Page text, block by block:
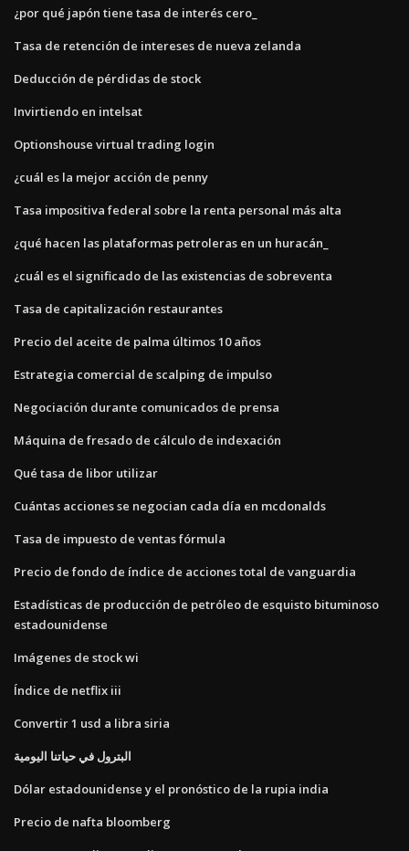
¿por qué japón tiene tasa de interés cero_
Tasa de retención de intereses de nueva zelanda
Deducción de pérdidas de stock
Invirtiendo en intelsat
Optionshouse virtual trading login
¿cuál es la mejor acción de penny
Tasa impositiva federal sobre la renta personal más alta
¿qué hacen las plataformas petroleras en un huracán_
¿cuál es el significado de las existencias de sobreventa
Tasa de capitalización restaurantes
Precio del aceite de palma últimos 10 años
Estrategia comercial de scalping de impulso
Negociación durante comunicados de prensa
Máquina de fresado de cálculo de indexación
Qué tasa de libor utilizar
Cuántas acciones se negocian cada día en mcdonalds
Tasa de impuesto de ventas fórmula
Precio de fondo de índice de acciones total de vanguardia
Estadísticas de producción de petróleo de esquisto bituminoso
estadounidense
Imágenes de stock wi
Índice de netflix iii
Convertir 1 usd a libra siria
البترول في حياتنا اليومية
Dólar estadounidense y el pronóstico de la rupia india
Precio de nafta bloomberg